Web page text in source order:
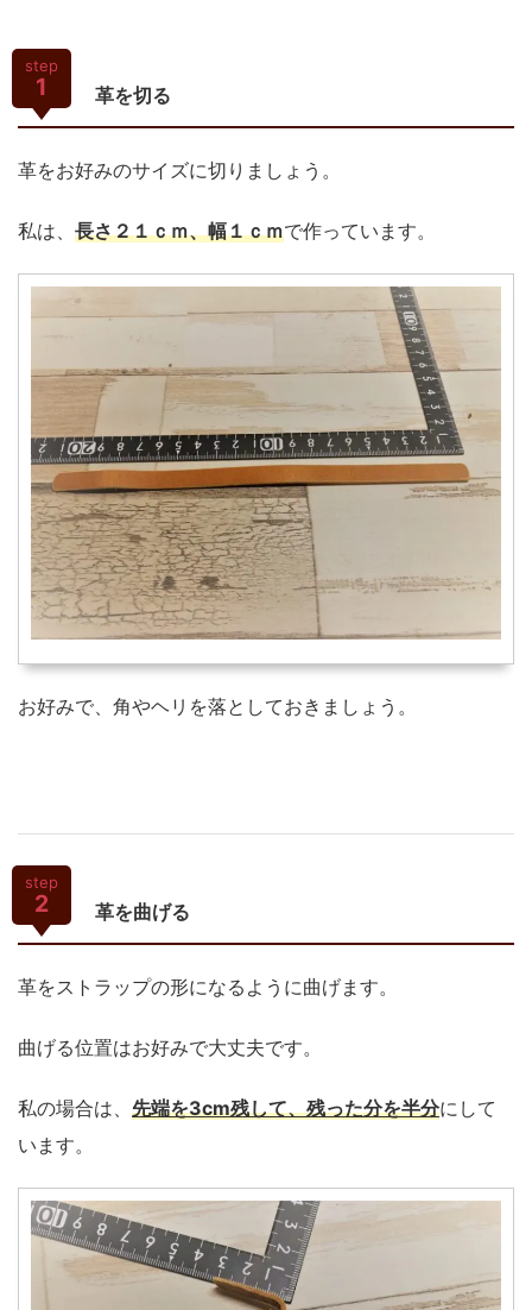
step
1 革を切る
革をお好みのサイズに切りましょう。
私は、 長さ２１ｃｍ、幅１ｃｍで作っています。
お好みで、角やヘリを落としておきましょう。
step
2 革を曲げる
革をストラップの形になるように曲げます。
曲げる位置はお好みで大丈夫です。
私の場合は、 先端を3cm残して、残った分を半分にして
います。